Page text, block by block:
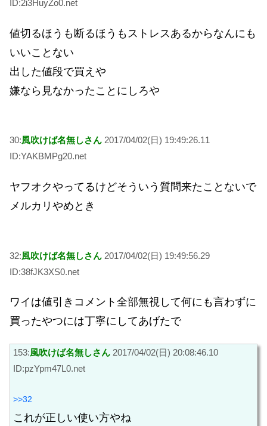
ID:2i3HuyZo0.net
値切るほうも断るほうもストレスあるからなんにも
いいことない
出した値段で買えや
嫌なら見なかったことにしろや
30:風吹けば名無しさん 2017/04/02(日) 19:49:26.11
ID:YAKBMPg20.net
ヤフオクやってるけどそういう質問来たことないで
メルカリやめとき
32:風吹けば名無しさん 2017/04/02(日) 19:49:56.29
ID:38fJK3XS0.net
ワイは値引きコメント全部無視して何にも言わずに
買ったやつには丁寧にしてあげたで
153:風吹けば名無しさん 2017/04/02(日) 20:08:46.10
ID:pzYpm47L0.net
>>32
これが正しい使い方やね